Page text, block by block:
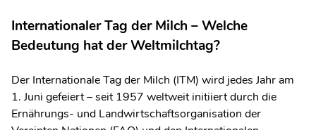
Internationaler Tag der Milch – Welche
Bedeutung hat der Weltmilchtag?
Der Internationale Tag der Milch (ITM) wird jedes Jahr am
1. Juni gefeiert – seit 1957 weltweit initiiert durch die
Ernährungs- und Landwirtschaftsorganisation der